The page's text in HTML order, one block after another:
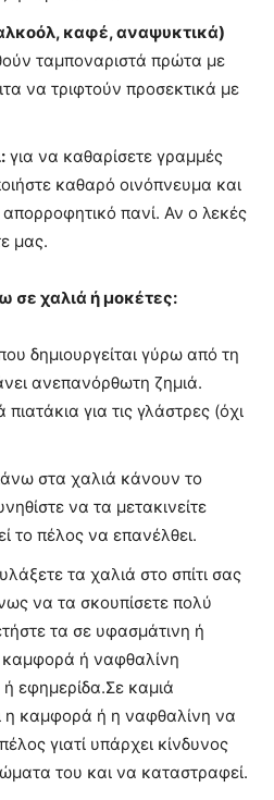
καφέ, αναψυκτικά)
ταμποναριστά πρώτα με
να τριφτούν προσεκτικά με
για να καθαρίσετε γραμμές
καθαρό οινόπνευμα και
απορροφητικό πανί. Αν ο λεκές
μας.
σε χαλιά ή μοκέτες:
δημιουργείται γύρω από τη
ανεπανόρθωτη ζημιά.
πιατάκια για τις γλάστρες (όχι
στα χαλιά κάνουν το
να τα μετακινείτε
το πέλος να επανέλθει.
τα χαλιά στο σπίτι σας
να τα σκουπίσετε πολύ
τα σε υφασμάτινη ή
ή ναφθαλίνη
εφημερίδα.Σε καμιά
η καμφορά ή η ναφθαλίνη να
γιατί υπάρχει κίνδυνος
του και να καταστραφεί.